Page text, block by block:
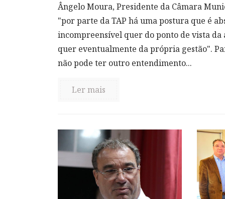
Ângelo Moura, Presidente da Câmara
"por parte da TAP há uma postura que é
incompreensível quer do ponto de vista
quer eventualmente da própria gestão".
não pode ter outro entendimento...
Ler mais